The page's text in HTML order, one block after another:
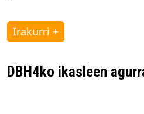
Irakurri +
DBH4ko ikasleen